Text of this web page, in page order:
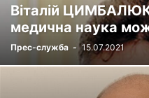
РЕЄСТР СТАТУТНІ
ФОТОРЕПОРТАЖ
ЧЛЕНИ-
Віталій
медична наука
Прес-служба - 15.07.2021